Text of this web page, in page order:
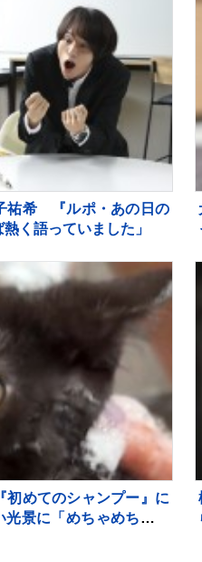
祐希 『ルポ・あの日の
く語っていました」
めてのシャンプー』に
景に「めちゃめちゃい